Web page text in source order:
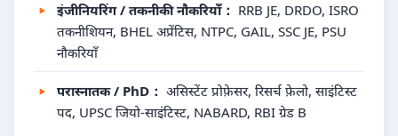
इंजीनियरिंग / तकनीकी नौकरियाँ： RRB JE, DRDO, ISRO
तकनीशियन, BHEL अप्रेंटिस, NTPC, GAIL, SSC JE, PSU
नौकरियाँ
परास्नातक / PhD： असिस्टेंट प्रोफ़ेसर, रिसर्च फ़ेलो, साइंटिस्ट
पद, UPSC जियो-साइंटिस्ट, NABARD, RBI ग्रेड B